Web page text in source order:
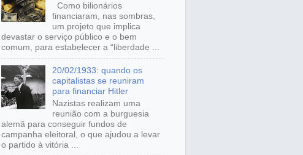
Como bilionários
financiaram, nas sombras,
um projeto que implica
devastar o serviço público e o bem
comum, para estabelecer a “liberdade ...
20/02/1933: quando os
capitalistas se reuniram
para financiar Hitler
Nazistas realizam uma
reunião com a burguesia
alemã para conseguir fundos de
campanha eleitoral, o que ajudou a levar
o partido à vitória ...